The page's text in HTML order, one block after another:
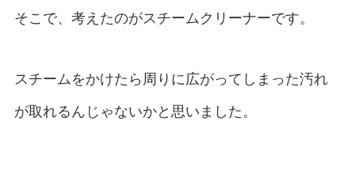
そこで、考えたのがスチームクリーナーです。
スチームをかけたら周りに広がってしまった汚れ
が取れるんじゃないかと思いました。